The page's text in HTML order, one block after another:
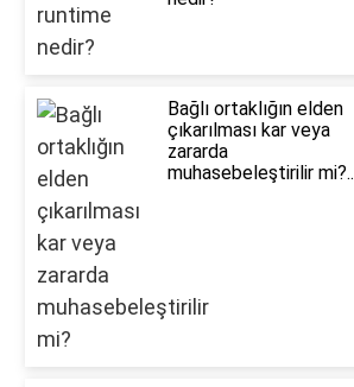
Bağlı ortaklığın elden
çıkarılması kar veya
zararda
muhasebeleştirilir mi?..